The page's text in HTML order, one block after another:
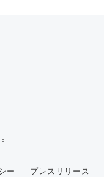
ー プレスリリース